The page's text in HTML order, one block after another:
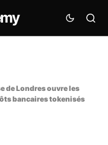
de Londres ouvre les
bancaires tokenisés